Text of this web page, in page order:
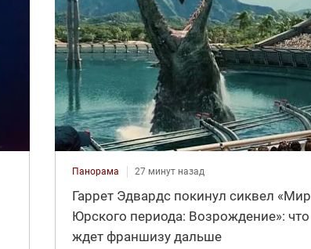
Панорама 27 минут назад
Гаррет Эдвардс покинул сиквел «Мир
Юрского периода: Возрождение»: что
ждет франшизу дальше